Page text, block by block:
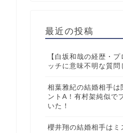
最近の投稿
【白坂和哉の経歴・
ッチに意味不明な質問
相葉雅紀の結婚相手は
ントA！有村架純似で
いた！
櫻井翔の結婚相手はミ